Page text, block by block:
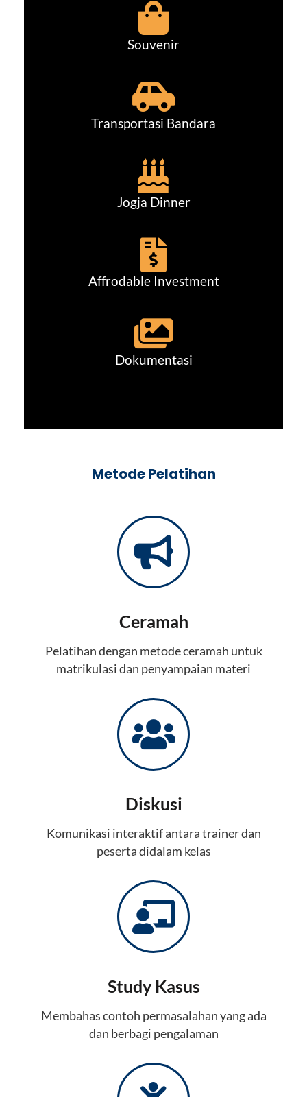
Souvenir
Transportasi Bandara
Jogja Dinner
Affrodable Investment
Dokumentasi
Metode Pelatihan
Ceramah
Pelatihan dengan metode ceramah untuk
matrikulasi dan penyampaian materi
Diskusi
Komunikasi interaktif antara trainer dan
peserta didalam kelas
Study Kasus
Membahas contoh permasalahan yang ada
dan berbagi pengalaman